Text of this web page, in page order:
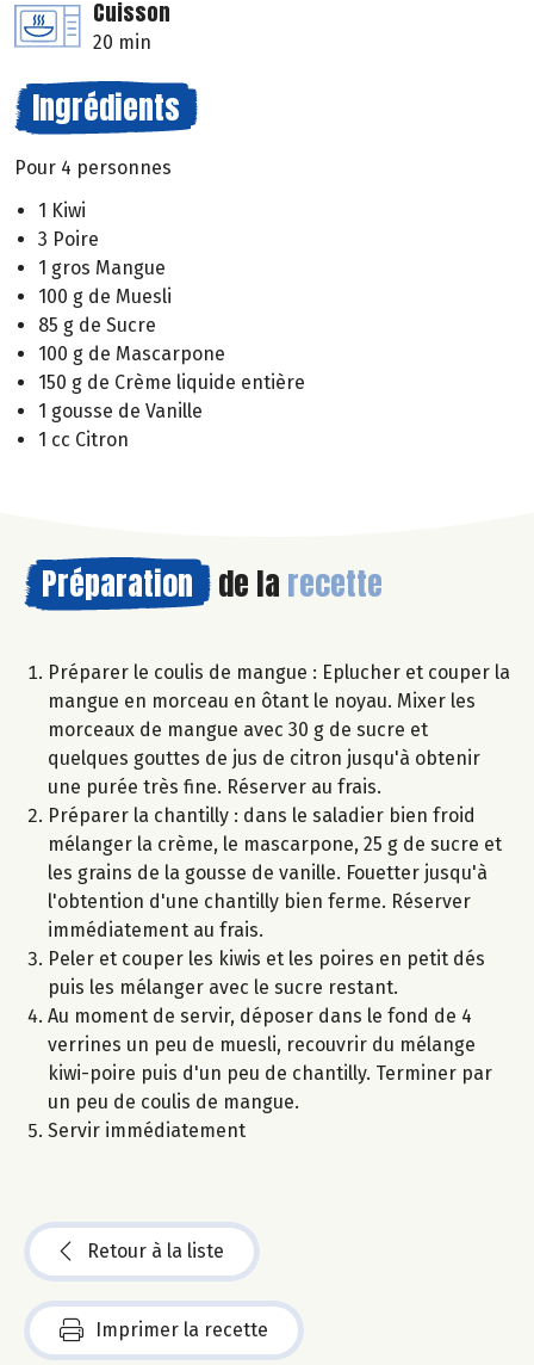
Cuisson
20 min
Ingrédients
Pour 4 personnes
1 Kiwi
3 Poire
1 gros Mangue
100 g de Muesli
85 g de Sucre
100 g de Mascarpone
150 g de Crème liquide entière
1 gousse de Vanille
1 cc Citron
Préparation de la recette
Préparer le coulis de mangue : Eplucher et couper la
mangue en morceau en ôtant le noyau. Mixer les
morceaux de mangue avec 30 g de sucre et
quelques gouttes de jus de citron jusqu'à obtenir
une purée très fine. Réserver au frais.
Préparer la chantilly : dans le saladier bien froid
mélanger la crème, le mascarpone, 25 g de sucre et
les grains de la gousse de vanille. Fouetter jusqu'à
l'obtention d'une chantilly bien ferme. Réserver
immédiatement au frais.
Peler et couper les kiwis et les poires en petit dés
puis les mélanger avec le sucre restant.
Au moment de servir, déposer dans le fond de 4
verrines un peu de muesli, recouvrir du mélange
kiwi-poire puis d'un peu de chantilly. Terminer par
un peu de coulis de mangue.
Servir immédiatement
Retour à la liste
Imprimer la recette